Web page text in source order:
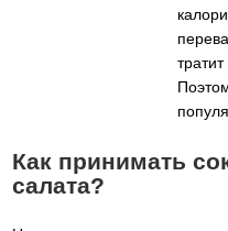
Как принимать
салата?